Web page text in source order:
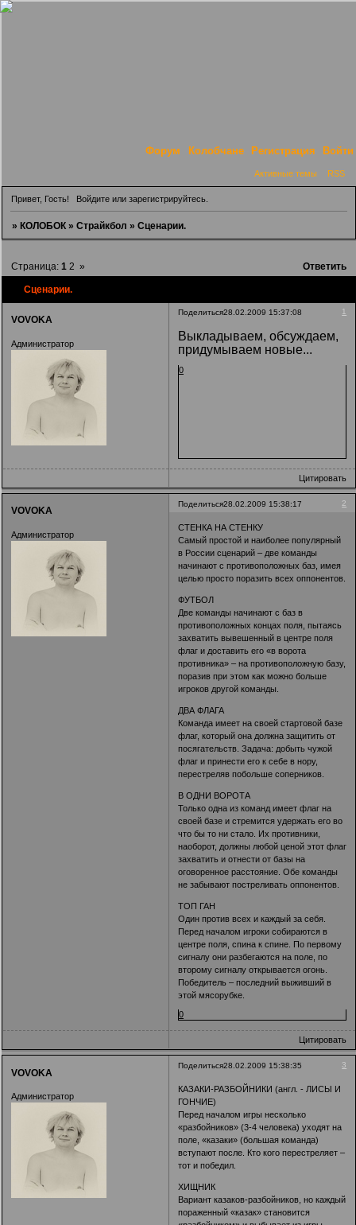
Форум Колобчане Регистрация Войти
Активные темы RSS
Привет, Гость! Войдитеили зарегистрируйтесь.
»КОЛОБОК »Страйкбол »Сценарии.
Сценарии.
Страница:1 2 » Ответить
Поделиться 1
28.02.2009 15:37:08
VOVOKA
Администратор
Выкладываем, обсуждаем,
придумываем новые...
0
Цитировать
Поделиться 2
28.02.2009 15:38:17
VOVOKA
Администратор
СТЕНКА НА СТЕНКУ
Самый простой и наиболее популярный
в России сценарий – две команды
начинают с противоположных баз, имея
целью просто поразить всех оппонентов.
ФУТБОЛ
Две команды начинают с баз в
противоположных концах поля, пытаясь
захватить вывешенный в центре поля
флаг и доставить его «в ворота
противника» – на противоположную базу,
поразив при этом как можно больше
игроков другой команды.
ДВА ФЛАГА
Команда имеет на своей стартовой базе
флаг, который она должна защитить от
посягательств. Задача: добыть чужой
флаг и принести его к себе в нору,
перестреляв побольше соперников.
В ОДНИ ВОРОТА
Только одна из команд имеет флаг на
своей базе и стремится удержать его во
что бы то ни стало. Их противники,
наоборот, должны любой ценой этот флаг
захватить и отнести от базы на
оговоренное расстояние. Обе команды
не забывают постреливать оппонентов.
ТОП ГАН
Один против всех и каждый за себя.
Перед началом игроки собираются в
центре поля, спина к спине. По первому
сигналу они разбегаются на поле, по
второму сигналу открывается огонь.
Победитель – последний выживший в
этой мясорубке.
0
Цитировать
Поделиться 3
28.02.2009 15:38:35
VOVOKA
Администратор
КАЗАКИ-РАЗБОЙНИКИ (англ. - ЛИСЫ И
ГОНЧИЕ)
Перед началом игры несколько
«разбойников» (3-4 человека) уходят на
поле, «казаки» (большая команда)
вступают после. Кто кого перестреляет –
тот и победил.
ХИЩНИК
Вариант казаков-разбойников, но каждый
пораженный «казак» становится